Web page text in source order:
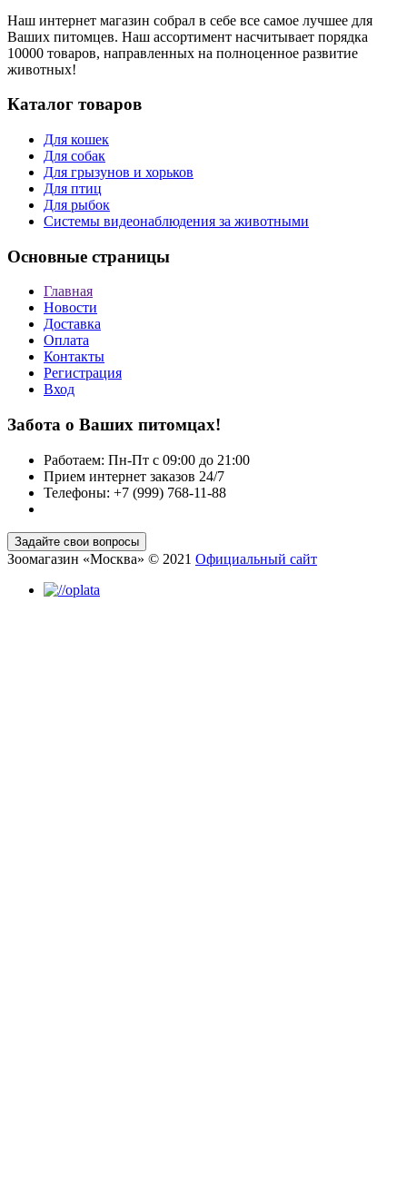
Наш интернет магазин собрал в себе все самое лучшее для
Ваших питомцев. Наш ассортимент насчитывает порядка
10000 товаров, направленных на полноценное развитие
животных!
Каталог товаров
Для кошек
Для собак
Для грызунов и хорьков
Для птиц
Для рыбок
Cистемы видеонаблюдения за животными
Основные страницы
Главная
Новости
Доставка
Оплата
Контакты
Регистрация
Вход
Забота о Ваших питомцах!
Работаем: Пн-Пт с 09:00 до 21:00
Прием интернет заказов 24/7
Телефоны: +7 (999) 768-11-88
Зоомагазин «Москва» © 2021 Официальный сайт